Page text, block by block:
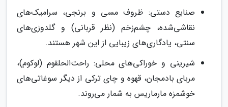
صنایع دستی: ظروف مسی و برنجی، سرامیک‌های
نقاشی‌شده، چشم‌زخم (نظر قربانی) و گلدوزی‌های
سنتی، یادگاری‌های زیبایی از این شهر هستند.
شیرینی و خوراکی‌های محلی: راحت‌الحلقوم (لوکوم)،
مربای بادمجان، قهوه و چای ترکی از دیگر سوغاتی‌های
خوشمزه مارماریس به شمار می‌روند.